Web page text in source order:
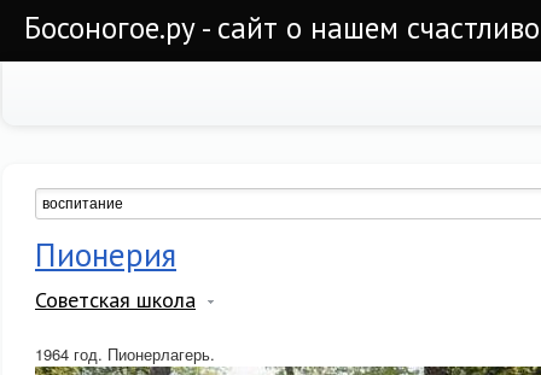
Босоногое.ру - сайт о нашем
Пионерия
Советская школа
1964 год. Пионерлагерь.